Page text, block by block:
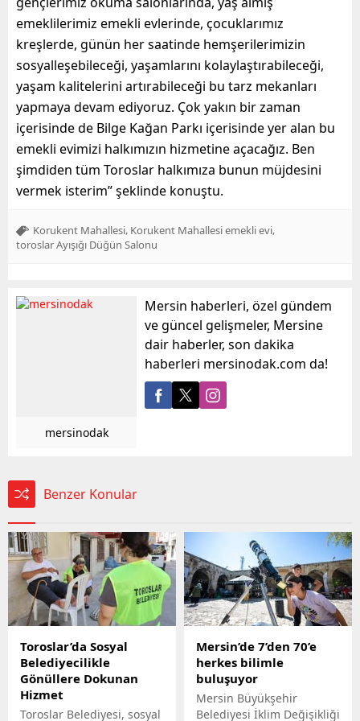
emeklilerimiz emekli evlerinde, çocuklarımız
kreşlerde, günün her saatinde hemşerilerimizin
sosyalleşebileceği, yaşamlarını kolaylaştırabileceği,
yaşam kalitelerini artırabileceği bu tarz mekanları
yapmaya devam ediyoruz. Çok yakın bir zaman
içerisinde de Bilge Kağan Parkı içerisinde yer alan bu
emekli evimizi halkımızın hizmetine açacağız. Ben
şimdiden tüm Toroslar halkımıza bunun müjdesini
vermek isterim” şeklinde konuştu.
Korukent Mahallesi, Korukent Mahallesi emekli evi,
toroslar Ayışığı Düğün Salonu
mersinodak
Mersin haberleri, özel gündem
ve güncel gelişmeler, Mersine
dair haberler, son dakika
haberleri mersinodak.com da!
Benzer Konular
Toroslar’da Sosyal
Belediyecilikle
Gönüllere Dokunan
Hizmet
Toroslar Belediyesi, sosyal
Mersin’de 7’den 70’e
herkes bilimle
buluşuyor
Mersin Büyükşehir
Belediyesi İklim Değişikliği